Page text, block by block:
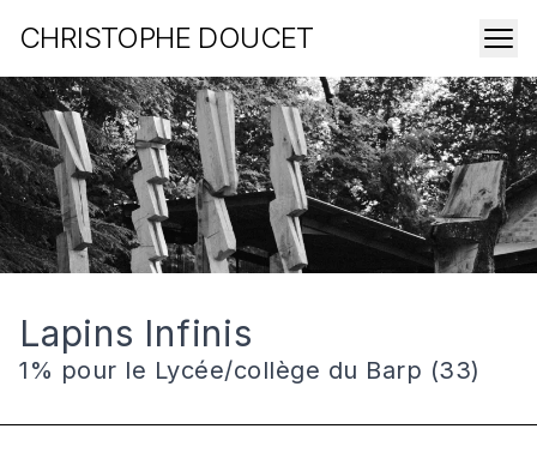
CHRISTOPHE DOUCET
Lapins Infinis
1% pour le Lycée/collège du Barp (33)